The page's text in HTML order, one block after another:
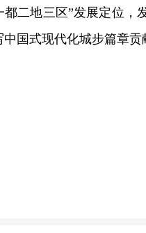
二地三区”发展定位，
国式现代化城步篇章贡